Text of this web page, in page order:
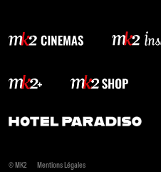
© MK2 Mentions Légales